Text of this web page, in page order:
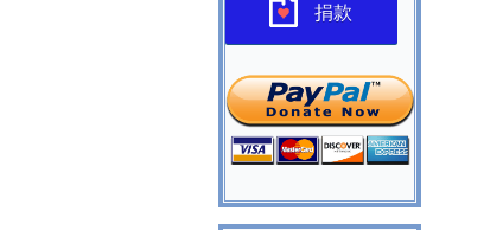
捐款